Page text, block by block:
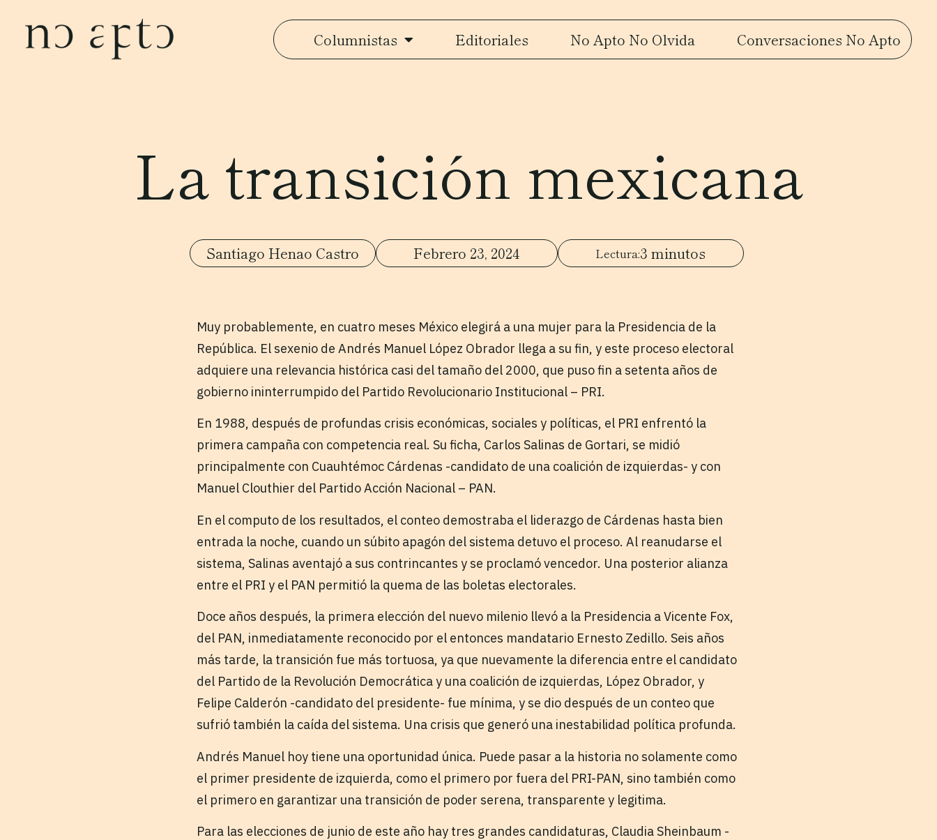
Columnistas Editoriales No Apto No Olvida Conversaciones No Apto
La transición mexicana
Santiago Henao Castro Febrero 23, 2024 3 minutos
Muy probablemente, en cuatro meses México elegirá a una mujer para la Presidencia de la
República. El sexenio de Andrés Manuel López Obrador llega a su fin, y este proceso electoral
adquiere una relevancia histórica casi del tamaño del 2000, que puso fin a setenta años de
gobierno ininterrumpido del Partido Revolucionario Institucional – PRI.
En 1988, después de profundas crisis económicas, sociales y políticas, el PRI enfrentó la
primera campaña con competencia real. Su ficha, Carlos Salinas de Gortari, se midió
principalmente con Cuauhtémoc Cárdenas -candidato de una coalición de izquierdas- y con
Manuel Clouthier del Partido Acción Nacional – PAN.
En el computo de los resultados, el conteo demostraba el liderazgo de Cárdenas hasta bien
entrada la noche, cuando un súbito apagón del sistema detuvo el proceso. Al reanudarse el
sistema, Salinas aventajó a sus contrincantes y se proclamó vencedor. Una posterior alianza
entre el PRI y el PAN permitió la quema de las boletas electorales.
Doce años después, la primera elección del nuevo milenio llevó a la Presidencia a Vicente Fox,
del PAN, inmediatamente reconocido por el entonces mandatario Ernesto Zedillo. Seis años
más tarde, la transición fue más tortuosa, ya que nuevamente la diferencia entre el candidato
del Partido de la Revolución Democrática y una coalición de izquierdas, López Obrador, y
Felipe Calderón -candidato del presidente- fue mínima, y se dio después de un conteo que
sufrió también la caída del sistema. Una crisis que generó una inestabilidad política profunda.
Andrés Manuel hoy tiene una oportunidad única. Puede pasar a la historia no solamente como
el primer presidente de izquierda, como el primero por fuera del PRI-PAN, sino también como
el primero en garantizar una transición de poder serena, transparente y legitima.
Para las elecciones de junio de este año hay tres grandes candidaturas, Claudia Sheinbaum -